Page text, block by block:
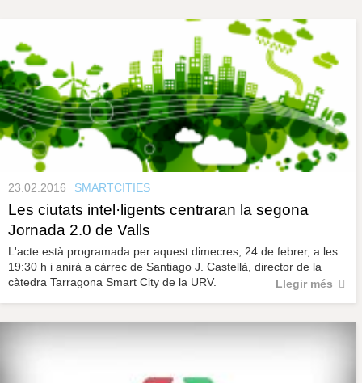
u
l
s
l
a
u
23.02.2016 SMARTCITIES
Les ciutats intel·ligents centraran la segona
Jornada 2.0 de Valls
L'acte està programada per aquest dimecres, 24 de febrer, a les
19:30 h i anirà a càrrec de Santiago J. Castellà, director de la
càtedra Tarragona Smart City de la URV.
Llegir més
à
g
n
s